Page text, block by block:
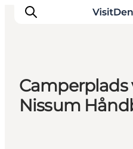
Inspirasjon
Camperplads
Nissum